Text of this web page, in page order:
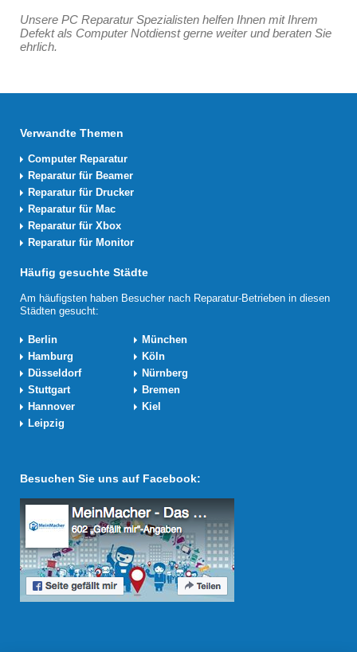
Unsere PC Reparatur Spezialisten helfen Ihnen mit Ihrem
Defekt als Computer Notdienst gerne weiter und beraten Sie
ehrlich.
Verwandte Themen
Computer Reparatur
Reparatur für Beamer
Reparatur für Drucker
Reparatur für Mac
Reparatur für Xbox
Reparatur für Monitor
Häufig gesuchte Städte
Am häufigsten haben Besucher nach Reparatur-Betrieben in diesen
Städten gesucht:
Berlin
München
Hamburg
Köln
Düsseldorf
Nürnberg
Stuttgart
Bremen
Hannover
Kiel
Leipzig
Besuchen Sie uns auf Facebook: